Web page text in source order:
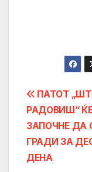
Post
ПАТОТ
РАДОВИШ“
ЗАПОЧНЕ ДА
ГРАДИ ЗА
ДЕНА